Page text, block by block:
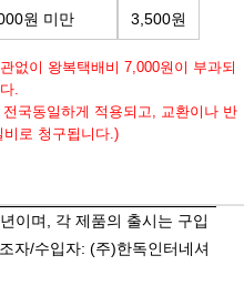
원 미만 3,500원
없이 왕복택배비 7,000원이 부과되
.
국동일하게 적용되고, 교환이나 반
로 청구됩니다.)
이며, 각 제품의 출시는 구입
자/수입자: (주)한독인터네셔